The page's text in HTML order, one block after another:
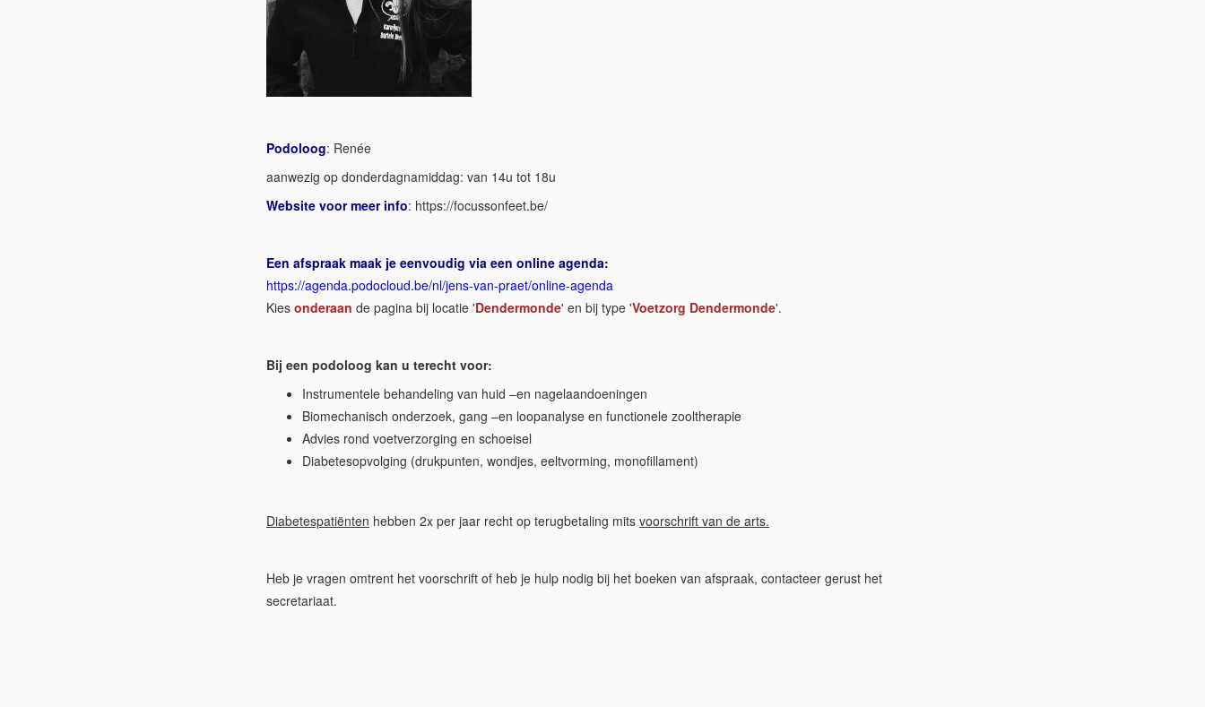
Podoloog: Renée
aanwezig op donderdagnamiddag: van 14u tot 18u
Website voor meer info: https://focussonfeet.be/
Een afspraak maak je eenvoudig via een online agenda:
https://agenda.podocloud.be/nl/jens-van-praet/online-agenda
Kies onderaan de pagina bij locatie 'Dendermonde' en bij type 'Voetzorg Dendermonde'.
Bij een podoloog kan u terecht voor:
Instrumentele behandeling van huid –en nagelaandoeningen
Biomechanisch onderzoek, gang –en loopanalyse en functionele zooltherapie
Advies rond voetverzorging en schoeisel
Diabetesopvolging (drukpunten, wondjes, eeltvorming, monofillament)
Diabetespatiënten hebben 2x per jaar recht op terugbetaling mits voorschrift van de arts.
Heb je vragen omtrent het voorschrift of heb je hulp nodig bij het boeken van afspraak, contacteer gerust het
secretariaat.